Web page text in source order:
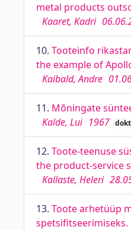
metal products
Kaaret, Kadri
10. Tooteinfo
the example of
Kaibald, Andre
11. Mõningate
Kalde, Lui 1967
12. Toote-teenuse
the product-service
Kallaste, Heleri
13. Toote arhetüüp
spetsifitseerimiseks.